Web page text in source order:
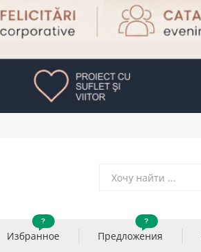
Избранное
?
Предложения
?